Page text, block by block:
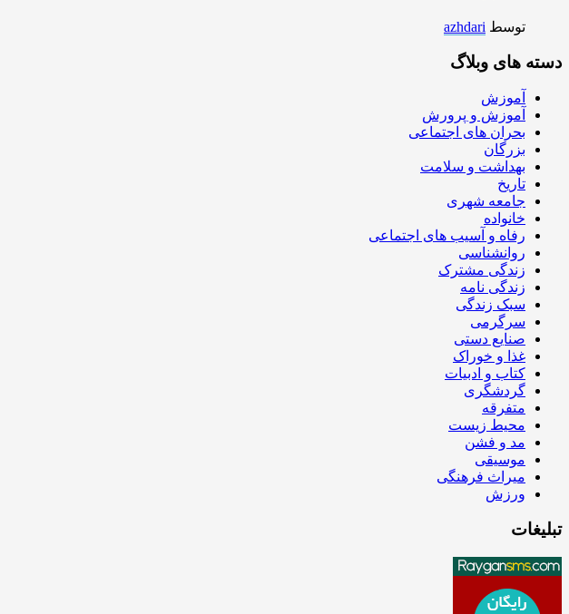
توسط azhdari
دسته های وبلاگ
آموزش
آموزش و پرورش
بحران های اجتماعی
بزرگان
بهداشت و سلامت
تاریخ
جامعه شهری
خانواده
رفاه و آسیب های اجتماعی
روانشناسی
زندگی مشترک
زندگی نامه
سبک زندگی
سرگرمی
صنایع دستی
غذا و خوراک
کتاب و ادبیات
گردشگری
متفرقه
محیط زیست
مد و فشن
موسیقی
میراث فرهنگی
ورزش
تبلیغات